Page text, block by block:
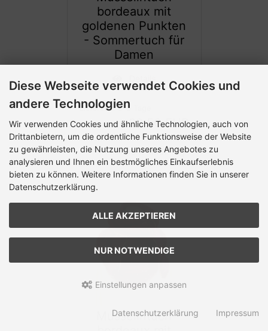
bordeaux mit
goldenen Punkten
- Sommertuch für
Damen
Lieferzeit:3-5 Tage
22,50 EUR
inkl. 19 % MwSt. zzgl.
Versandkosten
Musselintuch
Diese Webseite verwendet Cookies und
andere Technologien
Wir verwenden Cookies und ähnliche Technologien, auch von
Drittanbietern, um die ordentliche Funktionsweise der Website
zu gewährleisten, die Nutzung unseres Angebotes zu
analysieren und Ihnen ein bestmögliches Einkaufserlebnis
bieten zu können. Weitere Informationen finden Sie in unserer
Datenschutzerklärung.
ALLE AKZEPTIEREN
NUR NOTWENDIGE
Einstellungen anpassen
Datenschutzerklärung Impressum